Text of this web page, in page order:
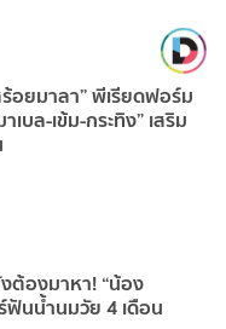
อยมาลา” พีเรียดฟอร์ม
เบล-เข้ม-กระทิง” เสริม
ต้องมาหา! “น้อง
ฟันน้ำนมวัย 4 เดือน